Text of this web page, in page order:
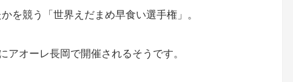
を競う「世界えだまめ早食い選手権」。
アオーレ長岡で開催されるそうです。